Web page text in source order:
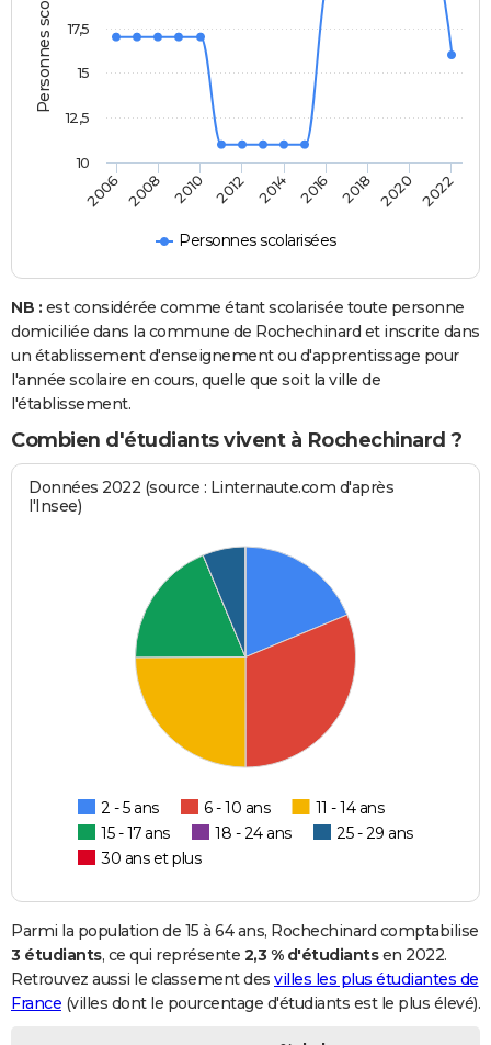
Personnes scolarisées
2006 2008 2010 2012 2014 2016 2018 2020 2022
10
12,5
15
17,5
NB : est considérée comme étant scolarisée toute personne
domiciliée dans la commune de Rochechinard et inscrite dans
un établissement d'enseignement ou d'apprentissage pour
l'année scolaire en cours, quelle que soit la ville de
l'établissement.
Combien d'étudiants vivent à Rochechinard ?
Données 2022 (source : Linternaute.com d'après
l'Insee)
2 - 5 ans 6 - 10 ans
11 - 14 ans
15 - 17 ans
18 - 24 ans
25 - 29 ans
30 ans et plus
Parmi la population de 15 à 64 ans, Rochechinard comptabilise
3 étudiants, ce qui représente 2,3 % d'étudiantsen 2022.
Retrouvez aussi le classement des villes les plus étudiantes de
France (villes dont le pourcentage d'étudiants est le plus élevé).